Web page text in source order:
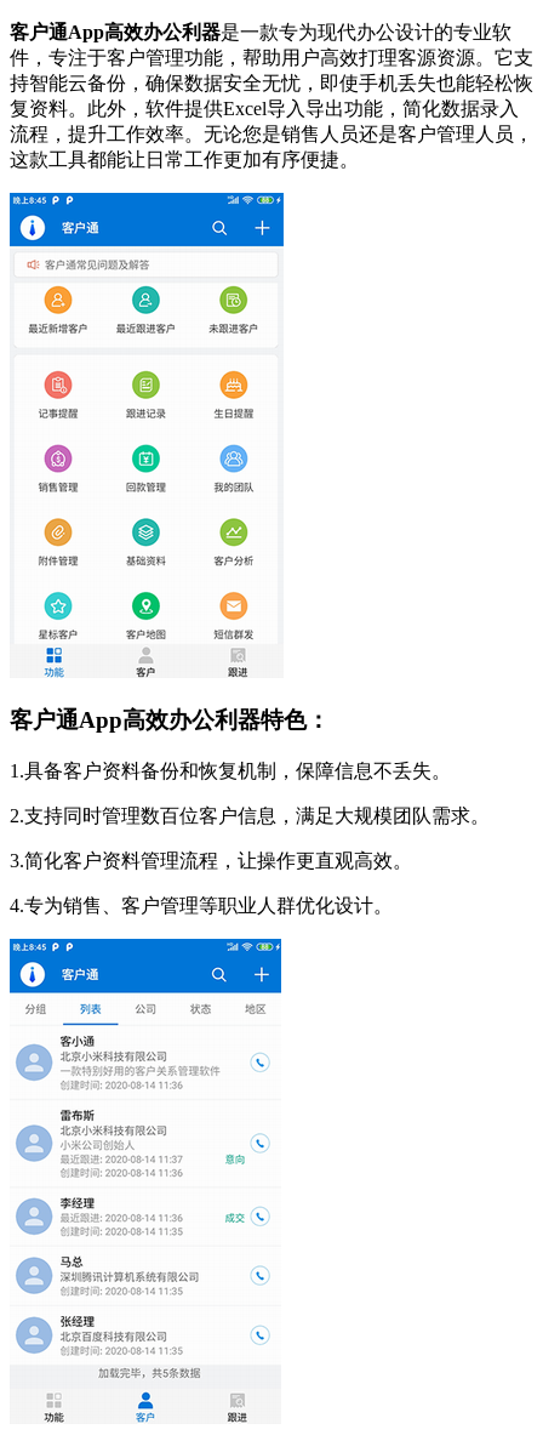
客户通App高效办公利器是一款专为现代办公设计的专业软
件，专注于客户管理功能，帮助用户高效打理客源资源。它支
持智能云备份，确保数据安全无忧，即使手机丢失也能轻松恢
复资料。此外，软件提供Excel导入导出功能，简化数据录入
流程，提升工作效率。无论您是销售人员还是客户管理人员，
这款工具都能让日常工作更加有序便捷。
客户通App高效办公利器特色：
1.具备客户资料备份和恢复机制，保障信息不丢失。
2.支持同时管理数百位客户信息，满足大规模团队需求。
3.简化客户资料管理流程，让操作更直观高效。
4.专为销售、客户管理等职业人群优化设计。